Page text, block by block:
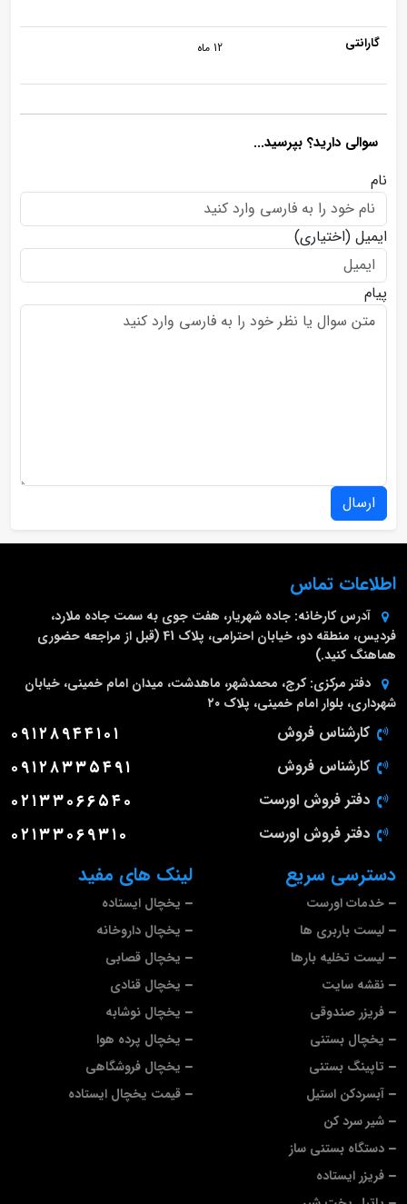
گارانتی 12 ماه
سوالی دارید؟ بپرسید...
نام
ایمیل (اختیاری)
پیام
ارسال
لینک های مفید
یخچال ایستاده
یخچال داروخانه
یخچال قصابی
یخچال قنادی
یخچال نوشابه
یخچال پرده هوا
یخچال فروشگاهی
قیمت یخچال ایستاده
دسترسی سریع
خدمات اورست
لیست باربری ها
لیست تخلیه بارها
نقشه سایت
فریزر صندوقی
یخچال بستنی
تاپینگ بستنی
آبسردکن استیل
شیر سرد کن
دستگاه بستنی ساز
فریزر ایستاده
اطلاعات تماس
آدرس کارخانه: جاده شهریار، هفت جوی به سمت جاده ملارد،
فردیس، منطقه دو، خیابان احترامی، پلاک 41 (قبل از مراجعه حضوری
هماهنگ کنید.)
دفتر مرکزی: کرج، محمدشهر، ماهدشت، میدان امام خمینی، خیابان
شهرداری، بلوار امام خمینی، پلاک ۲۰
کارشناس فروش ۰۹۱۲۸۹۴۴۱۰۱
کارشناس فروش ۰۹۱۲۸۳۳۵۴۹۱
دفتر فروش اورست ۰۲۱۳۳۰۶۶۵۴۰
دفتر فروش اورست ۰۲۱۳۳۰۶۹۳۱۰